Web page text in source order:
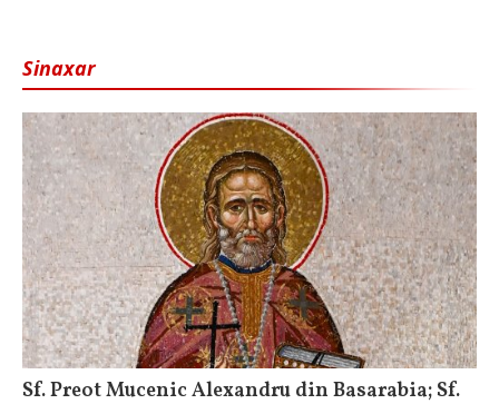
Sinaxar
Sf. Preot Mucenic Alexandru din Basarabia; Sf.